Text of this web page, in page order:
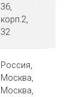
36,
корп.2,
32
Россия,
Москва,
Москва,